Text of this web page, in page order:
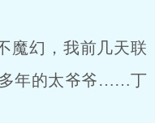
魔幻，我前几天联
多年的太爷爷……丁